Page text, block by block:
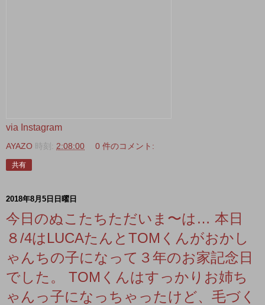
via Instagram
AYAZO 時刻: 2:08:00 0 件のコメント:
共有
2018年8月5日日曜日
今日のぬこたちただいま〜は… 本日
８/4はLUCAたんとTOMくんがおかし
ゃんちの子になって３年のお家記念日
でした。 TOMくんはすっかりお姉ち
ゃんっ子になっちゃったけど、毛づく